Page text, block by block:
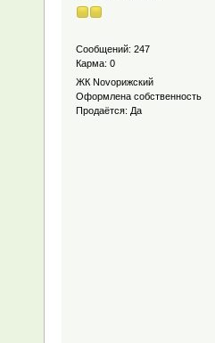
Сообщений: 247
Карма: 0
ЖК Novoрижский
Оформлена собственность
Продаётся: Да